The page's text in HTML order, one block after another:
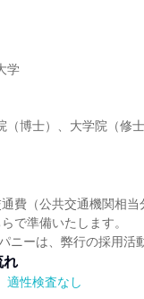
学
（博士）、大学院（修
費（公共交通機関相当
で準備いたします。
ニーは、弊行の採用活
れ
適性検査なし